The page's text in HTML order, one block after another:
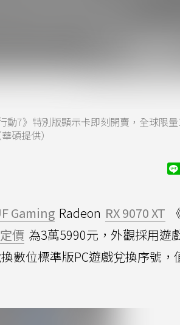
動7》特別版顯示卡即刻開賣，全球限
碩提供）
Gaming Radeon RX 9070 XT
定價 為3萬5990元，外觀採用遊
數位標準版PC遊戲兌換序號，